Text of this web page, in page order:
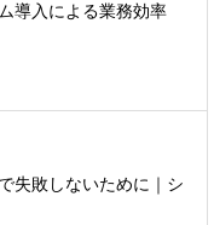
導入による業務効率
失敗しないために｜シ